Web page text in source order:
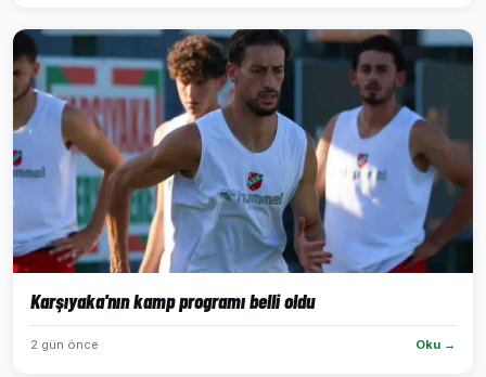
Karşıyaka'nın kamp programı belli oldu
2 gün önce Oku →